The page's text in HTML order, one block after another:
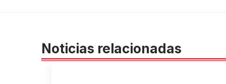
Noticias relacionadas